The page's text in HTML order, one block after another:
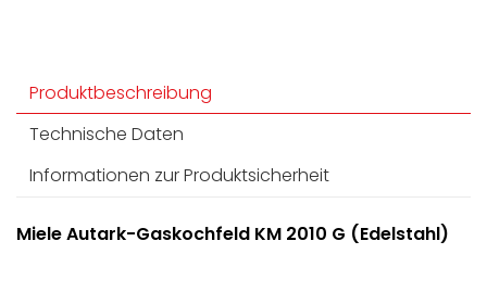
Produktbeschreibung
Technische Daten
Informationen zur Produktsicherheit
Miele Autark-Gaskochfeld KM 2010 G (Edelstahl)